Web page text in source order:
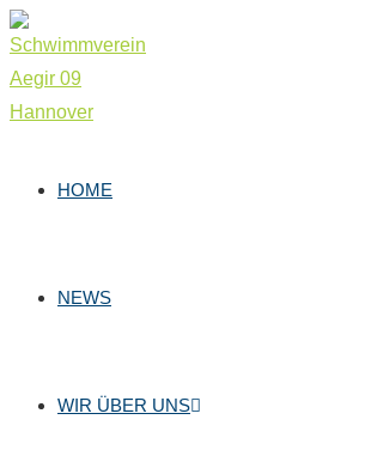
Zum
Inhalt
springen
HOME
NEWS
WIR ÜBER UNS